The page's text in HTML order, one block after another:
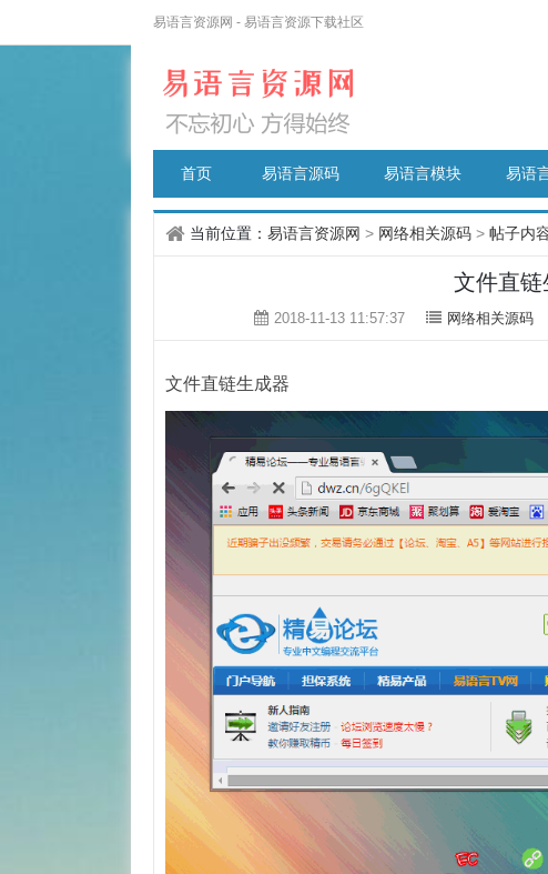
易语言资源网 - 易语言资源下载社区
首页 易语言源码 易语言模块 易语
当前位置： 易语言资源网 > 网络相关源码 > 帖子内
文件直链
2018-11-13 11:57:37
网络相关源码
文件直链生成器